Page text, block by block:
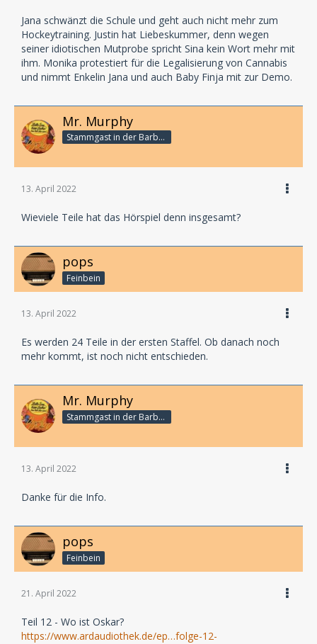
Jana schwänzt die Schule und geht auch nicht mehr zum
Hockeytraining. Justin hat Liebeskummer, denn wegen
seiner idiotischen Mutprobe spricht Sina kein Wort mehr mit
ihm. Monika protestiert für die Legalisierung von Cannabis
und nimmt Enkelin Jana und auch Baby Finja mit zur Demo.
Mr. Murphy
Stammgast in der Barbarabar
13. April 2022
Wieviele Teile hat das Hörspiel denn insgesamt?
pops
Feinbein
13. April 2022
Es werden 24 Teile in der ersten Staffel. Ob danach noch
mehr kommt, ist noch nicht entschieden.
Mr. Murphy
Stammgast in der Barbarabar
13. April 2022
Danke für die Info.
pops
Feinbein
21. April 2022
Teil 12 - Wo ist Oskar?
https://www.ardaudiothek.de/ep…folge-12-